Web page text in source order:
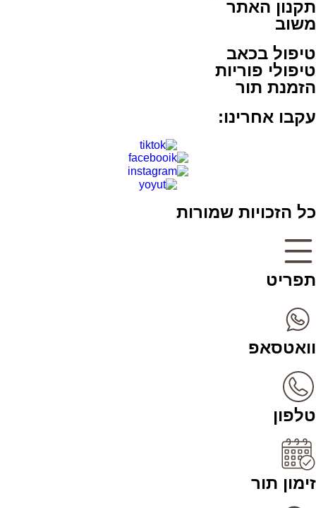
תקנון האתר
משוב
טיפול בכאב
טיפולי פוריות
הזמנת תור
עקבו אחרינו:
כל הזכויות שמורות
תפריט
וואטסאפ
טלפון
זימון תור